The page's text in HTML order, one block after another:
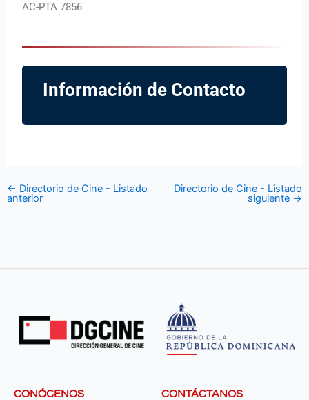
AC-PTA 7856
Información de Contacto
← Directorio de Cine - Listado
anterior
Directorio de Cine - Listado
siguiente →
CONÓCENOS CONTÁCTANOS